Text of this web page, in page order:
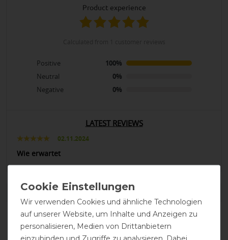
product experience
Positive
100%
Neutral
0%
Negative
0%
LATEST REVIEWS
02.11.2024
Wie erwartet
DETAILS ZUR PRODUKTSICHERHEIT
Wir verwenden Cookies und ähnliche Technologien
auf unserer Website, um Inhalte und Anzeigen zu
personalisieren, Medien von Drittanbietern
einzubinden und Zugriffe zu analysieren. Dabei